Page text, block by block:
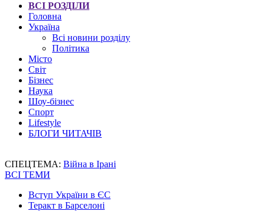
ВСІ РОЗДІЛИ
Головна
Україна
Всі новини розділу
Політика
Місто
Світ
Бізнес
Наука
Шоу-бізнес
Спорт
Lifestyle
БЛОГИ ЧИТАЧІВ
СПЕЦТЕМА: Війна в Ірані
ВСІ ТЕМИ
Вступ України в ЄС
Теракт в Барселоні